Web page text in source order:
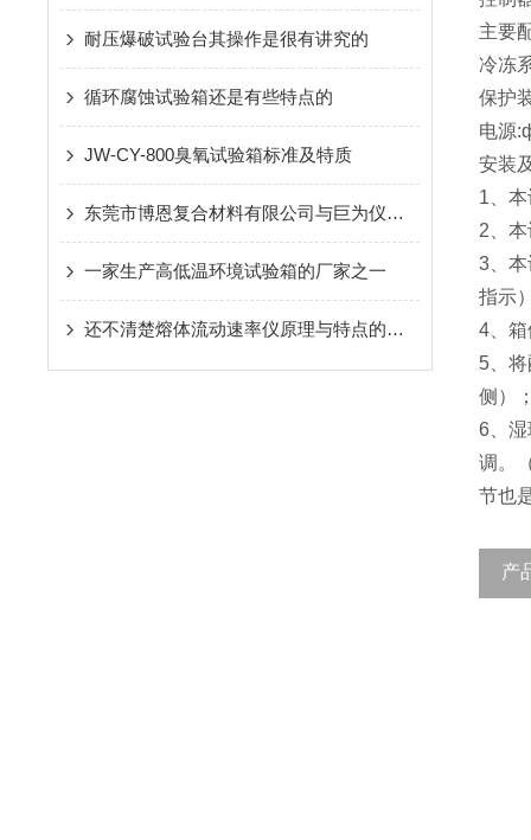
耐压爆破试验台其操作是很有讲究的
循环腐蚀试验箱还是有些特点的
JW-CY-800臭氧试验箱标准及特质
东莞市博恩复合材料有限公司与巨为仪器股份多次牵手合作
一家生产高低温环境试验箱的厂家之一
还不清楚熔体流动速率仪原理与特点的看这里
主要
冷冻
保护
电源
安装
1、
2、
3、
指示
4、
5、
侧）
6、
调。
节也
产